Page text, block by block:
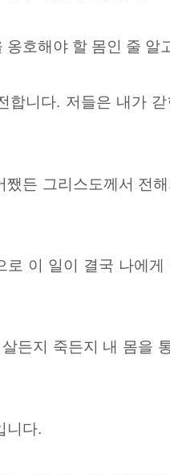
호해야 할 몸인 줄 알
니다. 저들은 내가
든 그리스도께서 전
이 일이 결국 나에
든지 죽든지 내 몸을
니다.